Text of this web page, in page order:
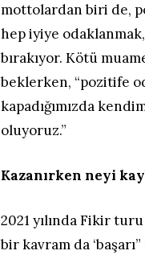
mottolardan biri de,
hep iyiye
bırakıyor. Kötü
beklerken, “pozitife
kapadığımızda
oluyoruz.”
Kazanırken neyi
2021 yılında Fikir
bir kavram da